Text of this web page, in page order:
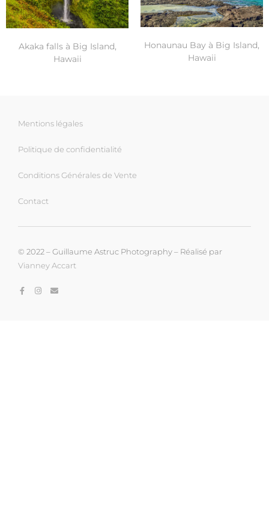
Akaka falls à Big Island,
Hawaii
Honaunau Bay à Big Island,
Hawaii
Mentions légales
Politique de confidentialité
Conditions Générales de Vente
Contact
© 2022 – Guillaume Astruc Photography – Réalisé par
Vianney Accart